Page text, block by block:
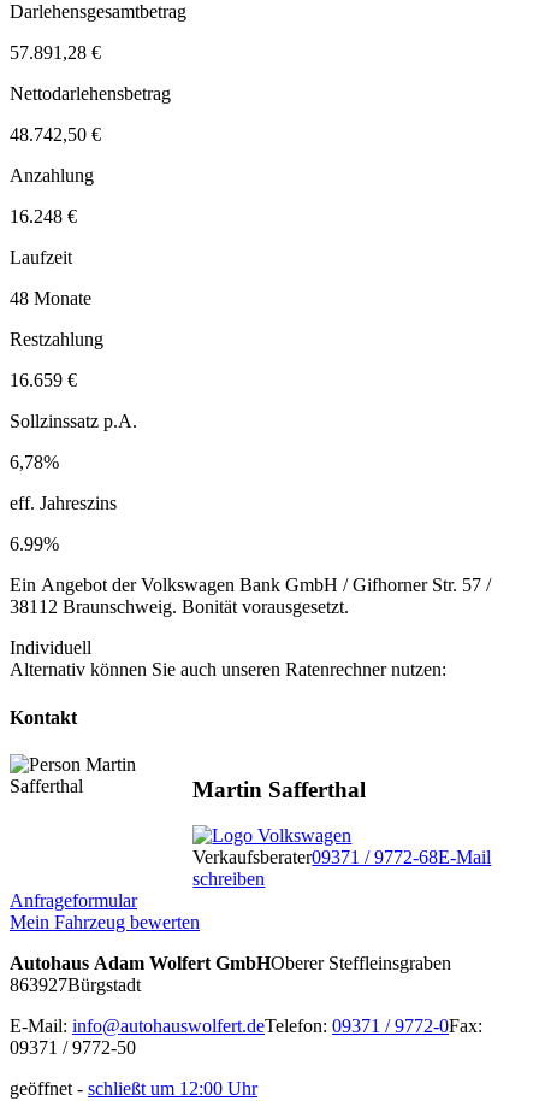
Darlehensgesamtbetrag
57.891,28 €
Nettodarlehensbetrag
48.742,50 €
Anzahlung
16.248 €
Laufzeit
48 Monate
Restzahlung
16.659 €
Sollzinssatz p.A.
6,78%
eff. Jahreszins
6.99%
Ein Angebot der Volkswagen Bank GmbH / Gifhorner Str. 57 /
38112 Braunschweig. Bonität vorausgesetzt.
Individuell
Alternativ können Sie auch unseren Ratenrechner nutzen:
Kontakt
Martin Safferthal
Verkaufsberater09371 / 9772-68E-Mail
schreiben
Anfrageformular
Mein Fahrzeug bewerten
Autohaus Adam Wolfert GmbHOberer Steffleinsgraben
863927Bürgstadt
E-Mail: info@autohauswolfert.deTelefon: 09371 / 9772-0Fax:
09371 / 9772-50
geöffnet- schließt um 12:00 Uhr